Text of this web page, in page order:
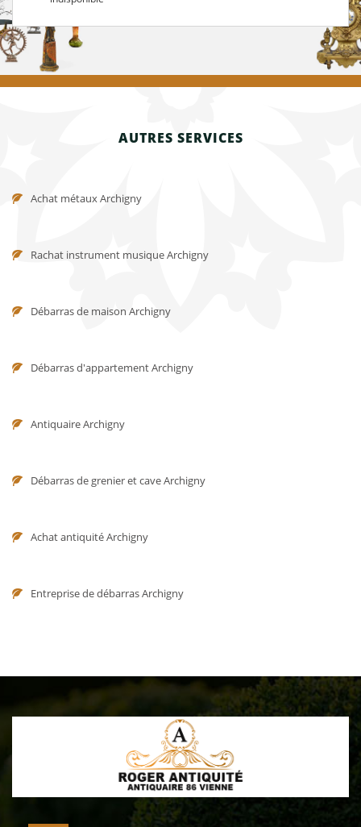
AUTRES SERVICES
Achat métaux Archigny
Rachat instrument musique Archigny
Débarras de maison Archigny
Débarras d'appartement Archigny
Antiquaire Archigny
Débarras de grenier et cave Archigny
Achat antiquité Archigny
Entreprise de débarras Archigny